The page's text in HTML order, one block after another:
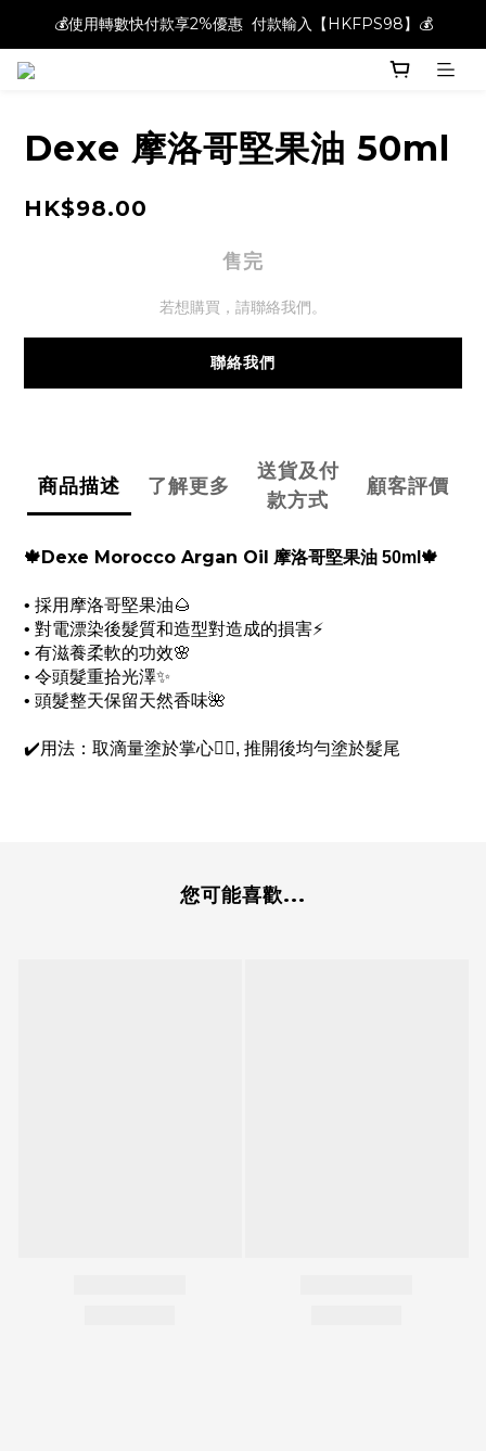
💰使用轉數快付款享2%優惠  付款輸入【HKFPS98】💰
💰使用轉數快付款享2%優惠  付款輸入【HKFPS98】💰
新註冊會員即享$20購物金｜全店滿$400本地免運費📦!
Dexe 摩洛哥堅果油 50ml
HK$98.00
售完
若想購買，請聯絡我們。
聯絡我們
商品描述 了解更多
送貨及付
款方式
顧客評價
🍁 Dexe Morocco Argan Oil 摩洛哥堅果油 50ml🍁
• 採用摩洛哥堅果油🌰
• 對電漂染後髮質和造型對造成的損害⚡️
• 有滋養柔軟的功效🌸
• 令頭髮重拾光澤✨
• 頭髮整天保留天然香味🌺
✔️用法：取滴量塗於掌心🖐🏻, 推開後均勻塗於髮尾
您可能喜歡...